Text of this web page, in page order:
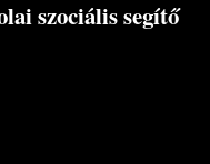
szociális segítő